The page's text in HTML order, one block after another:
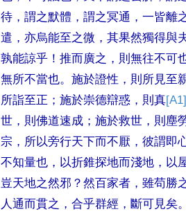
待 ，謂之默體 ，謂之冥通 ，一皆離
遣 ，亦烏能至之微 ，其果然獨得與
孰能諒乎 ！推而廣之 ， 則無往不可
無所不當也。施於證性 ， 則所見至
所詣至正 ；施於崇德辯惑 ， 則真
世 ， 則佛道速成 ；施於救世 ， 則塵
宗 ， 所以旁行天下而不厭 ，彼謂即
不知量也 ， 以折錐探地而淺地 ， 以
豈天地之然邪 ？然 百家者 ，雖苟勝
人通而貫之 ，合乎群經 ， 斷可見矣